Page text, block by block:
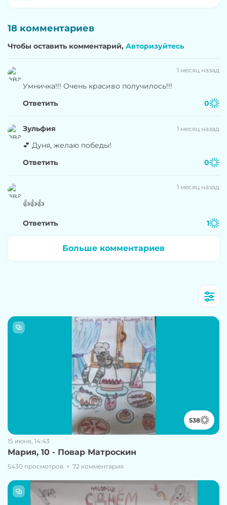
18 комментариев
Чтобы оставить комментарий, Авторизуйтесь
1 месяц назад
Умничка!!! Очень красиво получилось!!!
Ответить
0
Зульфия 1 месяц назад
💕 Дуня, желаю победы!
Ответить
0
1 месяц назад
👍👍👍
Ответить 1
Больше комментариев
538
15 июня, 14:43
Мария, 10 - Повар Матроскин
5430 просмотров 72 комментария